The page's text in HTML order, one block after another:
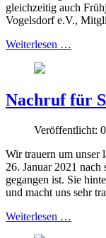
gleichzeitig auch
Vogelsdorf e.V.,
Weiterlesen …
Nachruf für
Veröffentlicht:
Wir trauern um unser
26. Januar 2021
gegangen ist. Sie
und macht uns sehr
Weiterlesen …